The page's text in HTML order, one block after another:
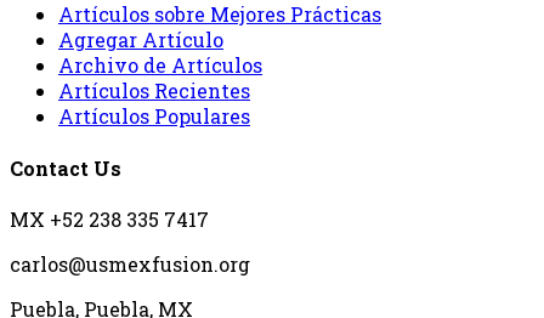
Artículos sobre Mejores Prácticas
Agregar Artículo
Archivo de Artículos
Artículos Recientes
Artículos Populares
Contact Us
MX +52 238 335 7417
carlos@usmexfusion.org
Puebla, Puebla, MX